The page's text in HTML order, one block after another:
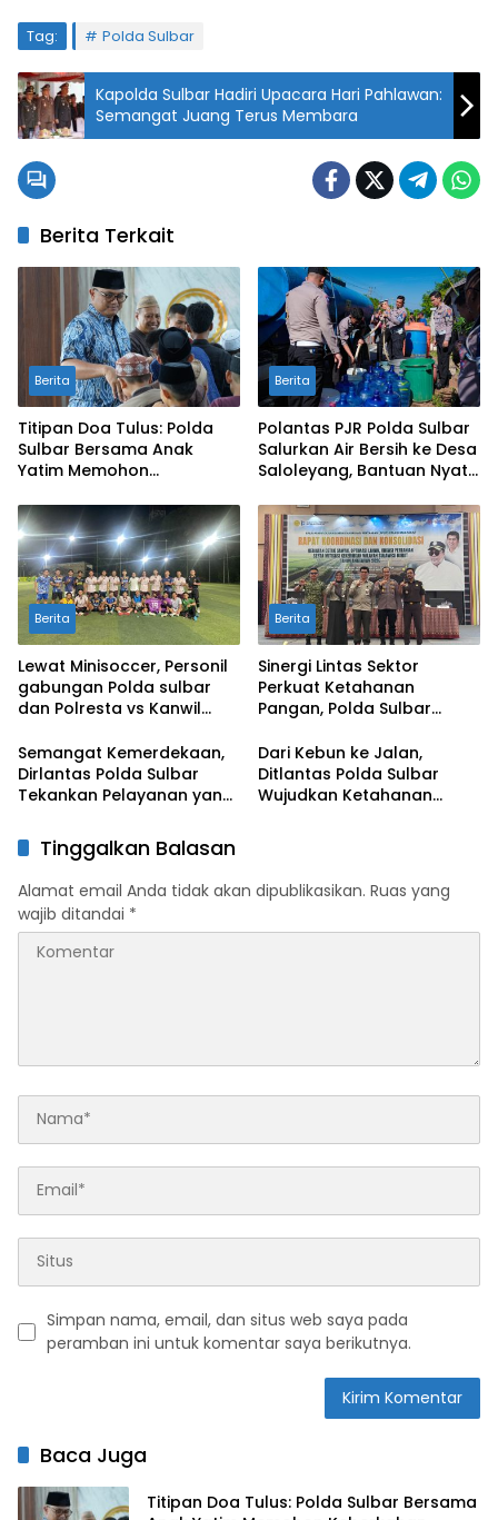
Tag: Polda Sulbar
Kapolda Sulbar Hadiri Upacara Hari Pahlawan:
Berita Terkait
Berita
Titipan Doa Tulus: Polda
Sulbar Bersama Anak
Yatim Memohon
Negeri
Berita
Polantas PJR Polda Sulbar
Salurkan Air Bersih ke Desa
Saloleyang, Bantuan Nyata
Berita
Lewat Minisoccer, Personil
gabungan Polda sulbar
dan Polresta vs Kanwil
Ikatan Persaudaraan
Berita
Sinergi Lintas Sektor
Perkuat Ketahanan
Pangan, Polda Sulbar
Sawah dan Mitigasi
Kekeringan
Semangat Kemerdekaan,
Dirlantas Polda Sulbar
Tekankan Pelayanan yang
Menyentuh Hati
Dari Kebun ke Jalan,
Ditlantas Polda Sulbar
Wujudkan Ketahanan
Tinggalkan Balasan
Alamat email Anda tidak akan dipublikasikan. Ruas yang
wajib ditandai *
Simpan nama, email, dan situs web saya pada
peramban ini untuk komentar saya berikutnya.
Baca Juga
Titipan Doa Tulus: Polda Sulbar Bersama